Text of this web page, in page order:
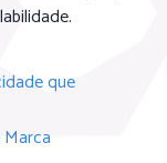
que